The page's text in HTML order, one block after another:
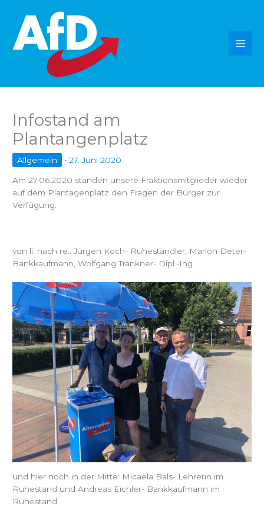
springen
Infostand am
Plantangenplatz
Allgemein •27. Juni 2020
Am 27.06.2020 standen unsere Fraktionsmitglieder wieder
auf dem Plantagenplatz den Fragen der Bürger zur
Verfügung.
von li. nach re.: Jürgen Koch- Ruheständler, Marlon Deter-
Bankkaufmann, Wolfgang Tränkner- Dipl.-Ing.
und hier noch in der Mitte: Micaela Bals- Lehrerin im
Ruhestand und Andreas Eichler- Bankkaufmann im
Ruhestand